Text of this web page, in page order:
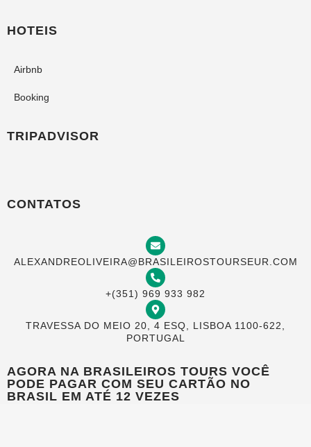
HOTEIS
Airbnb
Booking
TRIPADVISOR
CONTATOS
ALEXANDREOLIVEIRA@BRASILEIROSTOURSEUR.COM
+(351) 969 933 982
TRAVESSA DO MEIO 20, 4 ESQ, LISBOA 1100-622,
PORTUGAL
AGORA NA BRASILEIROS TOURS VOCÊ
PODE PAGAR COM SEU CARTÃO NO
BRASIL EM ATÉ 12 VEZES